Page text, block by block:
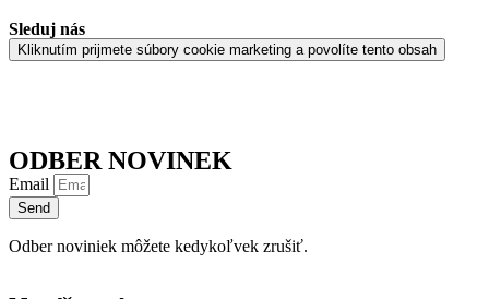
Sleduj nás
Kliknutím prijmete súbory cookie marketing a povolíte tento obsah
ODBER NOVINEK
Email
Send
Odber noviniek môžete kedykoľvek zrušiť.